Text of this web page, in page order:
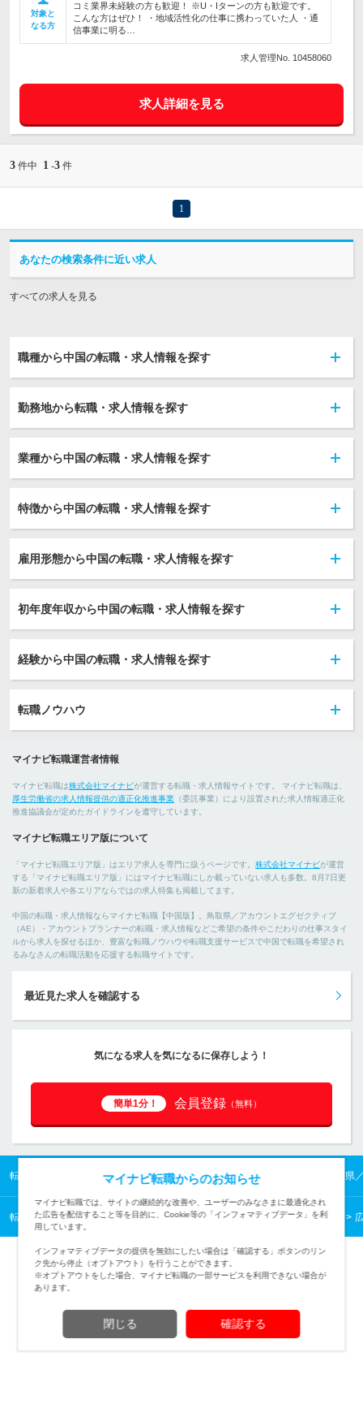
対象と
なる方
コミ業界未経験の方も歓迎！ ※U・Iターンの方も歓迎です。
こんな方はぜひ！ ・地域活性化の仕事に携わっていた人 ・通
信事業に明る…
求人管理No. 10458060
求人詳細を見る
3 件中 1 -3 件
1
あなたの検索条件に近い求人
すべての求人を見る
職種から中国の転職・求人情報を探す
勤務地から転職・求人情報を探す
業種から中国の転職・求人情報を探す
特徴から中国の転職・求人情報を探す
雇用形態から中国の転職・求人情報を探す
初年度年収から中国の転職・求人情報を探す
経験から中国の転職・求人情報を探す
転職ノウハウ
マイナビ転職運営者情報
マイナビ転職は株式会社マイナビが運営する転職・求人情報サイトです。 マイナビ転職は、
厚生労働省の求人情報提供の適正化推進事業 （委託事業）により設置された求人情報適正化
推進協議会が定めたガイドラインを遵守しています。
マイナビ転職エリア版について
「マイナビ転職エリア版」はエリア求人を専門に扱うページです。 株式会社マイナビが運営
する「マイナビ転職エリア版」にはマイナビ転職にしか載っていない求人も多数。8月7日更
新の新着求人や各エリアならではの求人特集も掲載してます。
中国の転職・求人情報ならマイナビ転職【中国版】。鳥取県／アカウントエグゼクティブ
（AE）・アカウントプランナーの転職・求人情報などご希望の条件やこだわりの仕事スタイ
ルから求人を探せるほか、豊富な転職ノウハウや転職支援サービスで中国で転職を希望され
るみなさんの転職活動を応援する転職サイトです。
最近見た求人を確認する
気になる求人を気になるに保存しよう！
簡単1分！ 会員登録 （無料）
転職TOP 中国の転職・求人情報TOP 鳥取県の転職・求人情報TOP 鳥取県
転職TOP クリエイティブから探す クリエイティブの転職・求人情報一覧
(c) Mynavi Corporation
マイナビ転職からのお知らせ
マイナビ転職では、サイトの継続的な改善や、ユーザーのみなさまに最適化され
た広告を配信すること等を目的に、Cookie等の「インフォマティブデータ」を利
用しています。
インフォマティブデータの提供を無効にしたい場合は「確認する」ボタンのリン
ク先から停止（オプトアウト）を行うことができます。
※オプトアウトをした場合、マイナビ転職の一部サービスを利用できない場合が
あります。
閉じる 確認する